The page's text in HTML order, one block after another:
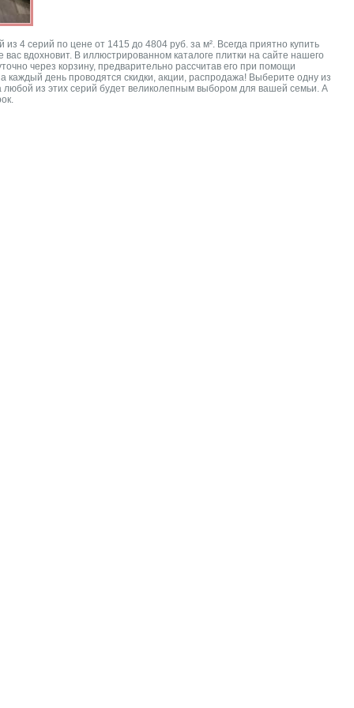
4 серий по цене от 1415 до 4804 руб. за м². Всегда приятно купить
вдохновит. В иллюстрированном каталоге плитки на сайте нашего
через корзину, предварительно рассчитав его при помощи
каждый день проводятся скидки, акции, распродажа! Выберите одну из
из этих серий будет великолепным выбором для вашей семьи. А